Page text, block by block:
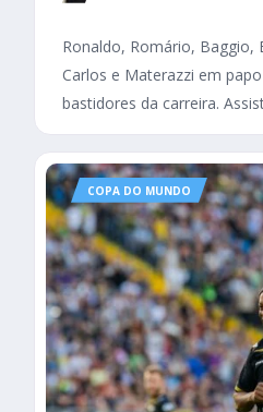
Ronaldo, Romário, Baggio,
Carlos e Materazzi em
bastidores da carreira.
COPA DO MUNDO